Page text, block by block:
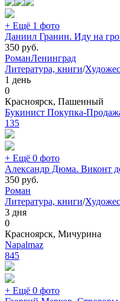
+ Ещё 1 фото
Даниил Гранин. Иду на
350 руб.
РоманЛенинград
Литература, книги/
1 день
0
Красноярск, Пашенный
Букинист Покупка-
135
+ Ещё 0 фото
Александр Дюма. Виконт
350 руб.
Роман
Литература, книги/
3 дня
0
Красноярск, Мичурина
Napalmaz
845
+ Ещё 0 фото